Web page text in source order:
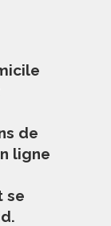
de
ligne
se